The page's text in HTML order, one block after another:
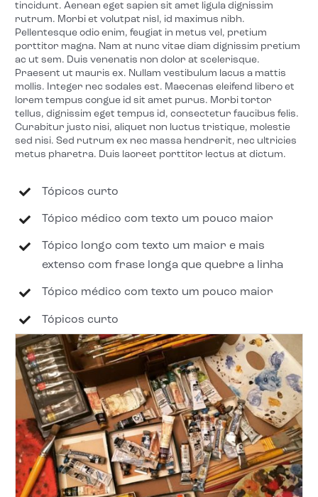
tincidunt. Aenean eget sapien sit amet ligula dignissim
rutrum. Morbi et volutpat nisl, id maximus nibh.
Pellentesque odio enim, feugiat in metus vel, pretium
porttitor magna. Nam at nunc vitae diam dignissim pretium
ac ut sem. Duis venenatis non dolor at scelerisque.
Praesent ut mauris ex. Nullam vestibulum lacus a mattis
mollis. Integer nec sodales est. Maecenas eleifend libero et
lorem tempus congue id sit amet purus. Morbi tortor
tellus, dignissim eget tempus id, consectetur faucibus felis.
Curabitur justo nisi, aliquet non luctus tristique, molestie
sed nisi. Sed rutrum ex nec massa hendrerit, nec ultricies
metus pharetra. Duis laoreet porttitor lectus at dictum.
Tópicos curto
Tópico médico com texto um pouco maior
Tópico longo com texto um maior e mais
extenso com frase longa que quebre a linha
Tópico médico com texto um pouco maior
Tópicos curto